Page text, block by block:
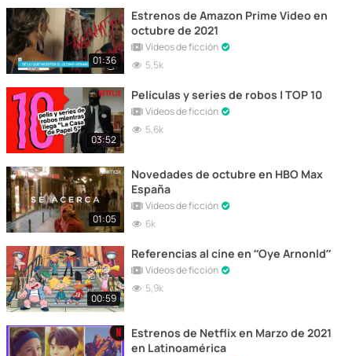
01:36
Estrenos de Amazon Prime Video en
octubre de 2021
Vídeos de ficción
5,5k
03:52
Películas y series de robos | TOP 10
Vídeos de ficción
5,6k
01:05
Novedades de octubre en HBO Max
España
Vídeos de ficción
6k
00:59
Referencias al cine en “Oye Arnonld”
Vídeos de ficción
5,9k
Estrenos de Netflix en Marzo de 2021
en Latinoamérica